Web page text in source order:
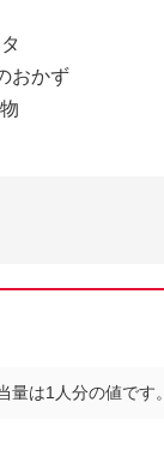
おかず
は1人分の値です。